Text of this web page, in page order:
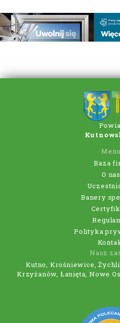
Menu
Baza
O nas
Banery
Polityka
Nasz
Kutno, Krośniewice,
Krzyżanów, Łanięta, Nowe